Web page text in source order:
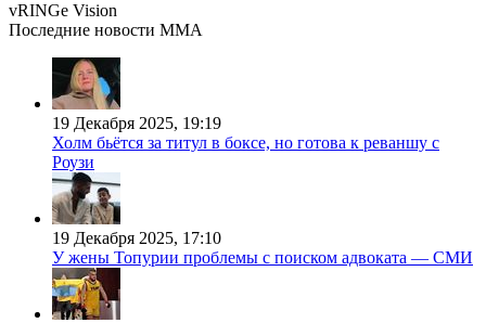
vRINGe Vision
Последние новости MMA
19 Декабря 2025, 19:19
Холм бьётся за титул в боксе, но готова к реваншу с
Роузи
19 Декабря 2025, 17:10
У жены Топурии проблемы с поиском адвоката — СМИ